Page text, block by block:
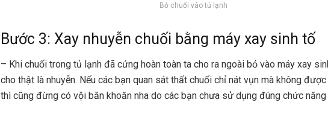
Bỏ chuối vào tủ lạnh
Bước 3: Xay nhuyễn chuối bằng máy xay sinh tố
– Khi chuối trong tủ lạnh đã cứng hoàn toàn ta cho ra ngoài bỏ vào máy xay
cho thật là nhuyễn. Nếu các bạn quan sát thất chuối chỉ nát vụn mà không
thì cũng đừng có vội băn khoăn nha do các bạn chưa sử dụng đúng chức